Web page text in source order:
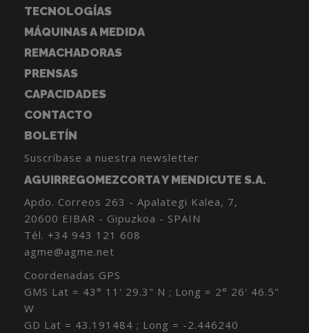
TECNOLOGÍAS
MÁQUINAS A MEDIDA
REMACHADORAS
PRENSAS
CAPACIDADES
CONTACTO
BOLETÍN
Suscríbase a nuestra newsletter
AGUIRREGOMEZCORTA Y MENDICUTE S.A.
Apdo. Correos 263 - Apalategi Kalea, 7,
20600 EIBAR - Gipuzkoa - SPAIN
Tél. +34 943 121 608
agme@agme.net
Coordenadas GPS
GMS Lat = 43° 11' 29.3" N ; Long = 2° 26' 46.5"
W
GD Lat = 43.191484 ; Long = -2.446240